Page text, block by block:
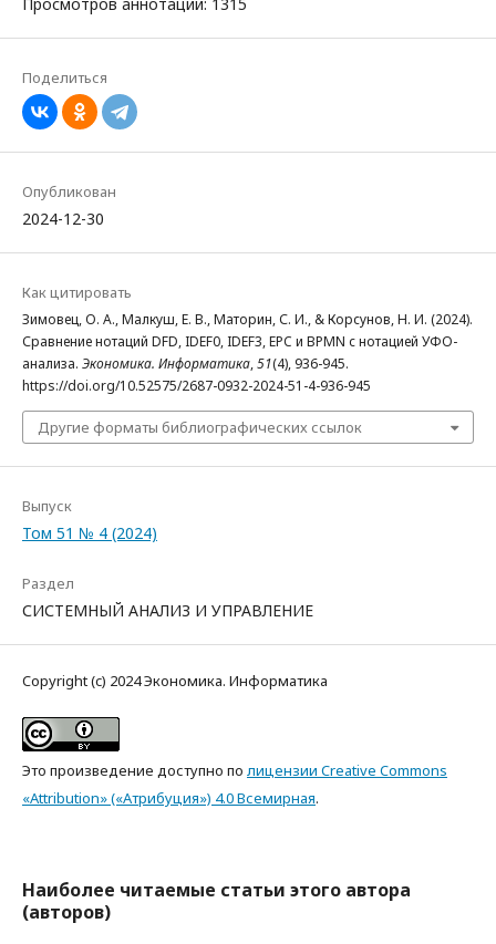
Поделиться
Опубликован
2024-12-30
Как цитировать
Зимовец, О. А., Малкуш, Е. В., Маторин, С. И., & Корсунов, Н. И. (2024).
Сравнение нотаций DFD, IDEF0, IDEF3, EPC и BPMN с нотацией УФО-
анализа. Экономика. Информатика,51(4), 936-945.
https://doi.org/10.52575/2687-0932-2024-51-4-936-945
Другие форматы библиографических ссылок
Выпуск
Том 51 № 4 (2024)
Раздел
СИСТЕМНЫЙ АНАЛИЗ И УПРАВЛЕНИЕ
Copyright (c) 2024 Экономика. Информатика
Это произведение доступно по лицензии Creative Commons
«Attribution» («Атрибуция») 4.0 Всемирная.
Наиболее читаемые статьи этого автора
(авторов)